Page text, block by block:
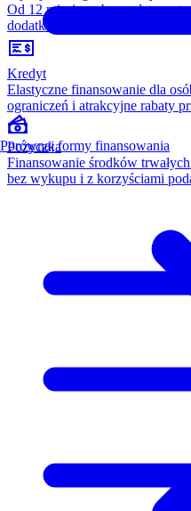
Od 12 miesięcy, bez opłaty
dodatkowych kosztów.
Kredyt
Elastyczne finansowanie dla
ograniczeń i atrakcyjne rabaty
Pożyczka
Finansowanie środków
bez wykupu i z korzyściami
Porównaj formy finansowania